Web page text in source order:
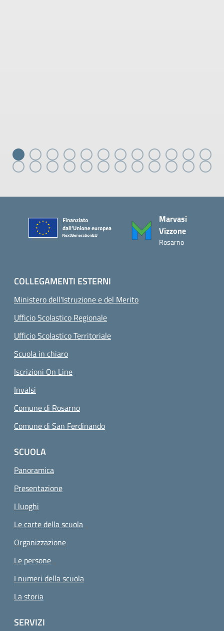
Marvasi
Vizzone
Rosarno
COLLEGAMENTI ESTERNI
Ministero dell'Istruzione e del Merito
Ufficio Scolastico Regionale
Ufficio Scolastico Territoriale
Scuola in chiaro
Iscrizioni On Line
Invalsi
Comune di Rosarno
Comune di San Ferdinando
SCUOLA
Panoramica
Presentazione
I luoghi
Le carte della scuola
Organizzazione
Le persone
I numeri della scuola
La storia
SERVIZI